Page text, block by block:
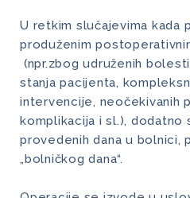
U retkim slučajevima kada
produženim
(npr.zbog udruženih
stanja pacijenta,
intervencije, neočekivanih
komplikacija i sl.), dodatno
provedenih dana u bolnici,
„bolničkog dana“.